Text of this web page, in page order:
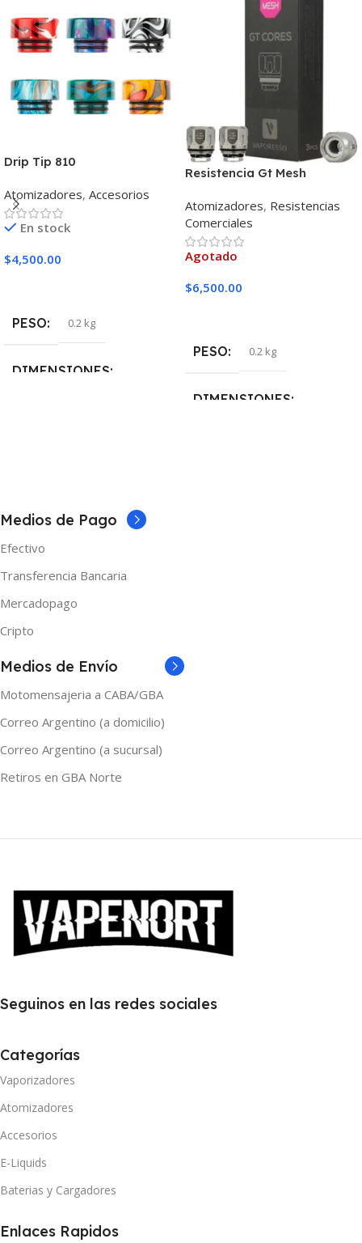
Drip Tip 810
Atomizadores, Accesorios
En stock
$4,500.00
PESO 0.2 kg
DIMENSIONES
Resistencia Gt Mesh
Atomizadores, Resistencias
Comerciales
Agotado
$6,500.00
PESO 0.2 kg
DIMENSIONES
Medios de Pago
Efectivo
Transferencia Bancaria
Mercadopago
Cripto
Medios de Envío
Motomensajeria a CABA/GBA
Correo Argentino (a domicilio)
Correo Argentino (a sucursal)
Retiros en GBA Norte
Seguinos en las redes sociales
Categorías
Vaporizadores
Atomizadores
Accesorios
E-Liquids
Baterias y Cargadores
Enlaces Rapidos